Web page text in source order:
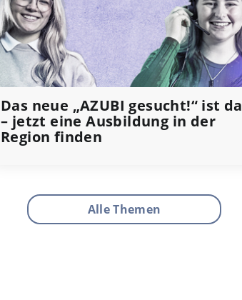
Das neue „AZUBI gesucht!“ ist da
– jetzt eine Ausbildung in der
Region finden
Alle Themen